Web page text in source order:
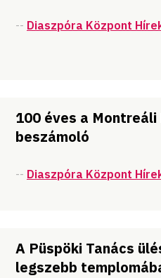
-- Diaszpóra Központ
100 éves a
beszámoló
-- Diaszpóra Központ
A Püspöki Tanács
legszebb